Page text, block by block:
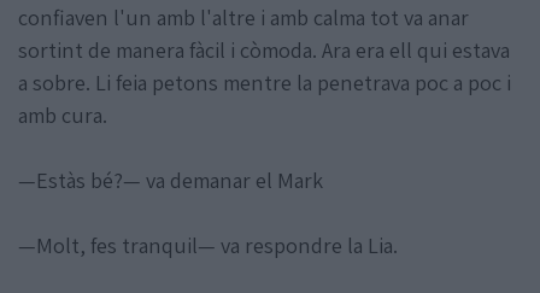
confiaven l'un amb l'altre i amb calma tot va anar
sortint de manera fàcil i còmoda. Ara era ell qui estava
a sobre. Li feia petons mentre la penetrava poc a poc i
amb cura.
—Estàs bé?— va demanar el Mark
—Molt, fes tranquil— va respondre la Lia.